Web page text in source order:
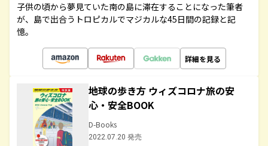
子供の頃から夢見ていた南の島に滞在することになった筆者
が、島で出合うトロピカルでマジカルな45日間の記録と記
憶。
詳細を見る
地球の歩き方 ウィズコロナ旅の安
心・安全BOOK
D-Books
2022.07.20 発売